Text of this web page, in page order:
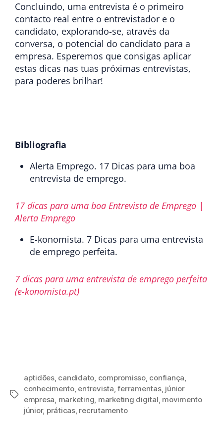
Concluindo, uma entrevista é o primeiro
contacto real entre o entrevistador e o
candidato, explorando-se, através da
conversa, o potencial do candidato para a
empresa. Esperemos que consigas aplicar
estas dicas nas tuas próximas entrevistas,
para poderes brilhar!
Bibliografia
Alerta Emprego. 17 Dicas para uma boa
entrevista de emprego.
17 dicas para uma boa Entrevista de Emprego |
Alerta Emprego
E-konomista. 7 Dicas para uma entrevista
de emprego perfeita.
7 dicas para uma entrevista de emprego perfeita
(e-konomista.pt)
aptidões, candidato, compromisso, confiança,
conhecimento, entrevista,ferramentas, júnior
empresa, marketing, marketing digital, movimento
júnior, práticas, recrutamento